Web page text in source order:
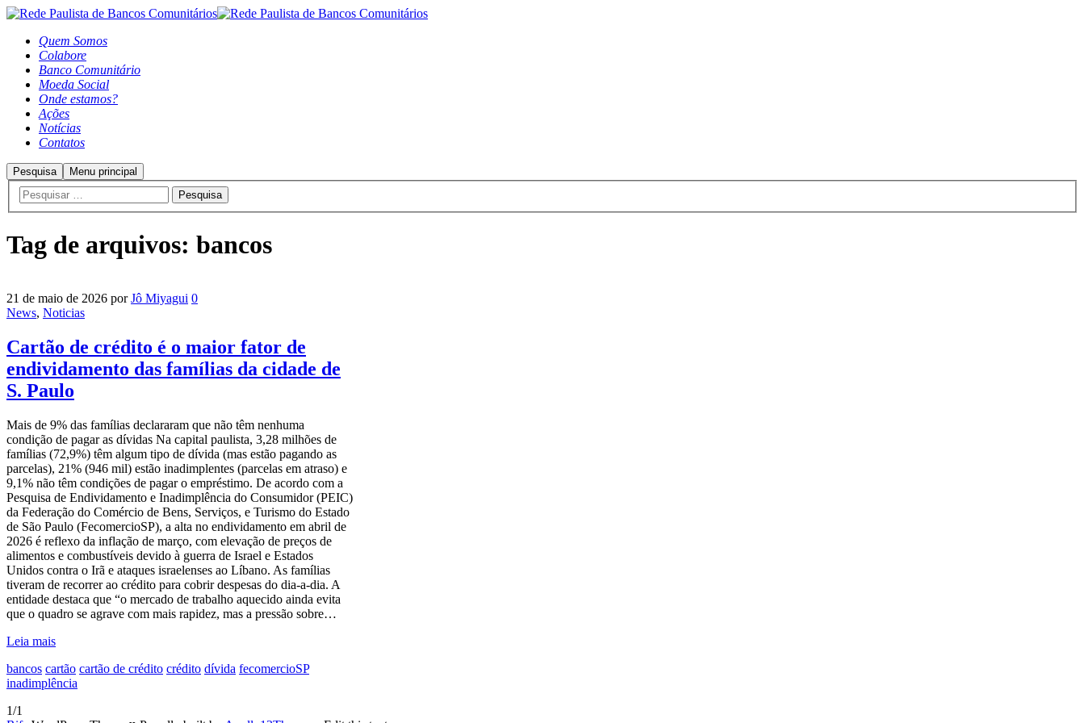
Quem Somos
Colabore
Banco Comunitário
Moeda Social
Onde estamos?
Ações
Notícias
Contatos
Pesquisa Menu principal
Tag de arquivos: bancos
21 de maio de 2026 porJô Miyagui 0
News, Noticias
Cartão de crédito é o maior fator de
endividamento das famílias da cidade de
S. Paulo
Mais de 9% das famílias declararam que não têm nenhuma
condição de pagar as dívidas Na capital paulista, 3,28 milhões de
famílias (72,9%) têm algum tipo de dívida (mas estão pagando as
parcelas), 21% (946 mil) estão inadimplentes (parcelas em atraso) e
9,1% não têm condições de pagar o empréstimo. De acordo com a
Pesquisa de Endividamento e Inadimplência do Consumidor (PEIC)
da Federação do Comércio de Bens, Serviços, e Turismo do Estado
de São Paulo (FecomercioSP), a alta no endividamento em abril de
2026 é reflexo da inflação de março, com elevação de preços de
alimentos e combustíveis devido à guerra de Israel e Estados
Unidos contra o Irã e ataques israelenses ao Líbano. As famílias
tiveram de recorrer ao crédito para cobrir despesas do dia-a-dia. A
entidade destaca que “o mercado de trabalho aquecido ainda evita
que o quadro se agrave com mais rapidez, mas a pressão sobre…
Leia mais
bancos cartão cartão de crédito crédito dívida fecomercioSP
inadimplência
1/1